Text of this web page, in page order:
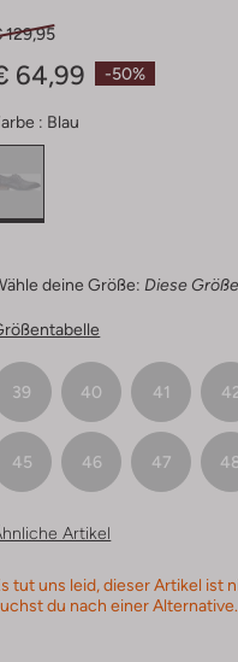
-50%
129,95
64,99
: Blau
deine Größe: Diese
39 40 41
45 46 47
Artikel
tut uns leid, dieser Artikel ist
du nach einer Alternative.